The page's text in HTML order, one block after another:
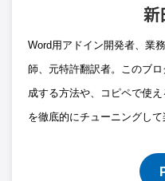
新
Word用アドイン開発者、業
師、元特許翻訳者。このブ
成する方法や、コピペで使
を徹底的にチューニングし